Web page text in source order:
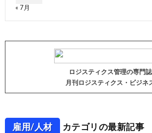
« 7月
ロジスティクス管理の専門誌
月刊ロジスティクス・ビジネ
雇用/人材 カテゴリの最新記事